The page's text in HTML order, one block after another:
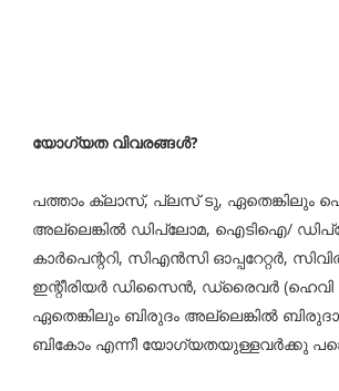
യോഗ്യത വിവരങ്ങൾ?
പത്താം ക്ലാസ്, പ്ലസ് ടു,
അല്ലെങ്കില്‍ ഡിപ്ലോമ, ഐടിഐ/
കാര്‍പെന്ററി, സിഎന്‍സി ഓപ്പറേറ്റര്‍,
ഇന്റീരിയര്‍ ഡിസൈന്‍, ഡ്രൈവര്‍
ഏതെങ്കിലും ബിരുദം അല്ലെങ്കില്‍
ബികോം എന്നീ യോഗ്യതയുള്ളവര്‍ക്കു